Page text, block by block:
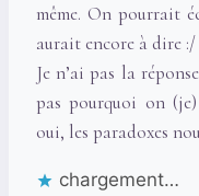
même. On pourrait
aurait encore à dire :/
Je n’ai pas la
pas pourquoi on
oui, les paradoxes
chargement…